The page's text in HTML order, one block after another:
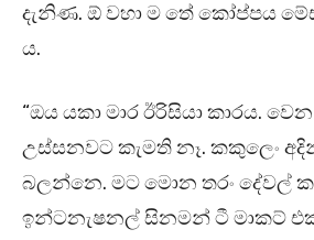
දැනිණ. ඕ වහා ම තේ කෝප්පය
ය.
“ඔය යකා මාර ඊරිසියා කාරය.
උස්සනවට කැමති නෑ. කකුලෙං
බලන්නෙ. මට මොන තරං දේවල්
ඉන්ටනැෂනල් සිනමන් ටී මාකට්